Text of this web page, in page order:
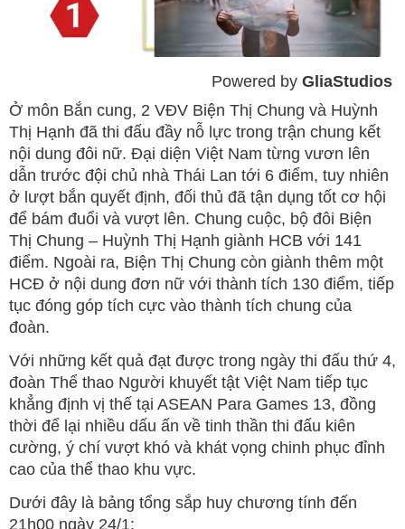
Powered by GliaStudios
Ở môn Bắn cung, 2 VĐV Biện Thị Chung và Huỳnh
Thị Hạnh đã thi đấu đầy nỗ lực trong trận chung kết
nội dung đôi nữ. Đại diện Việt Nam từng vươn lên
dẫn trước đội chủ nhà Thái Lan tới 6 điểm, tuy nhiên
ở lượt bắn quyết định, đối thủ đã tận dụng tốt cơ hội
để bám đuổi và vượt lên. Chung cuộc, bộ đôi Biện
Thị Chung – Huỳnh Thị Hạnh giành HCB với 141
điểm. Ngoài ra, Biện Thị Chung còn giành thêm một
HCĐ ở nội dung đơn nữ với thành tích 130 điểm, tiếp
tục đóng góp tích cực vào thành tích chung của
đoàn.
Với những kết quả đạt được trong ngày thi đấu thứ 4,
đoàn Thể thao Người khuyết tật Việt Nam tiếp tục
khẳng định vị thế tại ASEAN Para Games 13, đồng
thời để lại nhiều dấu ấn về tinh thần thi đấu kiên
cường, ý chí vượt khó và khát vọng chinh phục đỉnh
cao của thể thao khu vực.
Dưới đây là bảng tổng sắp huy chương tính đến
21h00 ngày 24/1: